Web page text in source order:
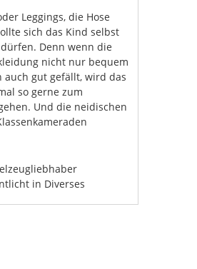
Leggings, die Hose
sich das Kind selbst
Denn wenn die
nicht nur bequem
auch gut gefällt, wird das
so gerne zum
Und die neidischen
in Diverses